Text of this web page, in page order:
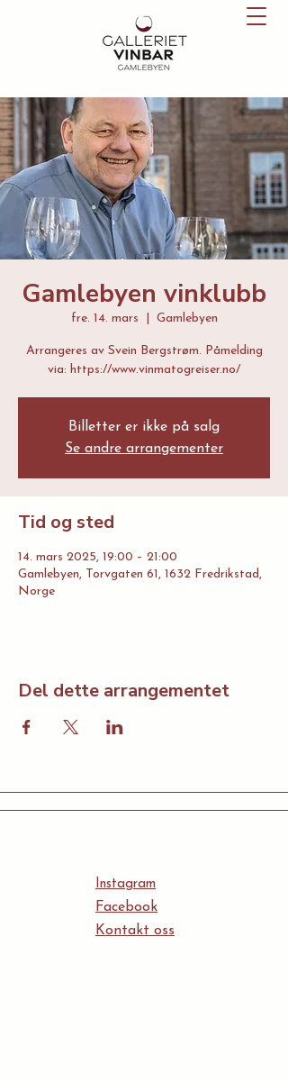
Gamlebyen vinklubb
fre. 14. mars Gamlebyen
Arrangeres av Svein Bergstrøm. Påmelding
via: https://www.vinmatogreiser.no/
Billetter er ikke på salg
Se andre arrangementer
Tid og sted
14. mars 2025, 19:00 – 21:00
Gamlebyen, Torvgaten 61, 1632 Fredrikstad,
Norge
Del dette arrangementet
Instagram
Facebook
Kontakt oss